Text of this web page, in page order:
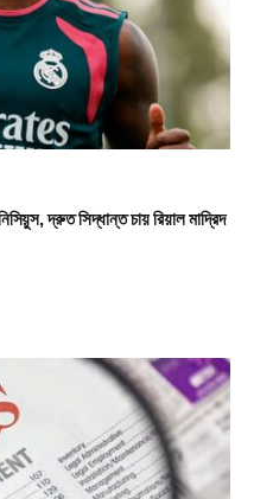
দ্রুত সিদ্ধান্ত চায় রিয়াল মাদ্রিদ